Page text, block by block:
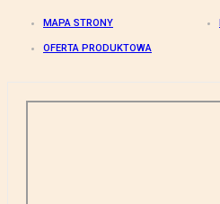
MAPA STRONY
OFERTA PRODUKTOWA